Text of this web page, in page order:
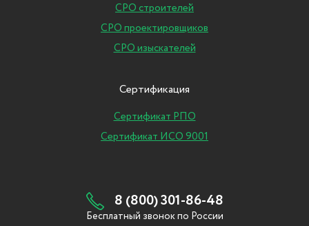
СРО строителей
СРО проектировщиков
СРО изыскателей
Сертификация
Сертификат РПО
Сертификат ИСО 9001
8 (800) 301-86-48
Бесплатный звонок по России